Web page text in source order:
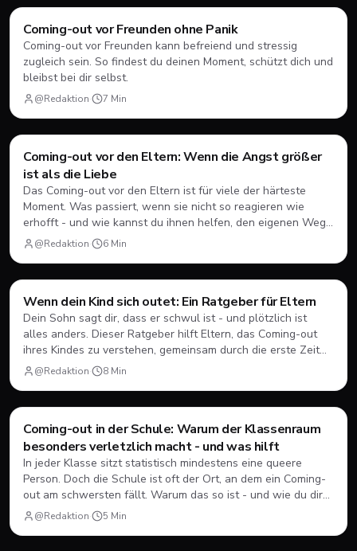
Coming-Out
Coming-out vor Freunden ohne Panik
Coming-out vor Freunden kann befreiend und stressig
zugleich sein. So findest du deinen Moment, schützt dich und
bleibst bei dir selbst.
@Redaktion· 7 Min
Coming-Out
Coming-out vor den Eltern: Wenn die Angst größer
ist als die Liebe
Das Coming-out vor den Eltern ist für viele der härteste
Moment. Was passiert, wenn sie nicht so reagieren wie
erhofft - und wie kannst du ihnen helfen, den eigenen Weg
zu finden?
@Redaktion· 6 Min
Coming-Out
Wenn dein Kind sich outet: Ein Ratgeber für Eltern
Dein Sohn sagt dir, dass er schwul ist - und plötzlich ist
alles anders. Dieser Ratgeber hilft Eltern, das Coming-out
ihres Kindes zu verstehen, gemeinsam durch die erste Zeit
zu gehen und die Beziehung zu stärken.
@Redaktion· 8 Min
Coming-Out
Coming-out in der Schule: Warum der Klassenraum
besonders verletzlich macht - und was hilft
In jeder Klasse sitzt statistisch mindestens eine queere
Person. Doch die Schule ist oft der Ort, an dem ein Coming-
out am schwersten fällt. Warum das so ist - und wie du dir
Rückendeckung holst.
@Redaktion· 5 Min